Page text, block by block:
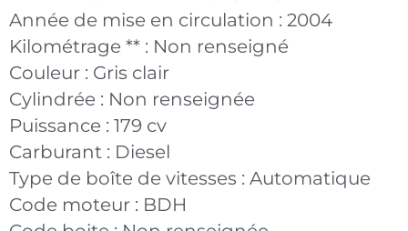
Année de mise en circulation : 2004
Kilométrage ** : Non renseigné
Couleur : Gris clair
Cylindrée : Non renseignée
Puissance : 179 cv
Carburant : Diesel
Type de boîte de vitesses : Automatique
Code moteur : BDH